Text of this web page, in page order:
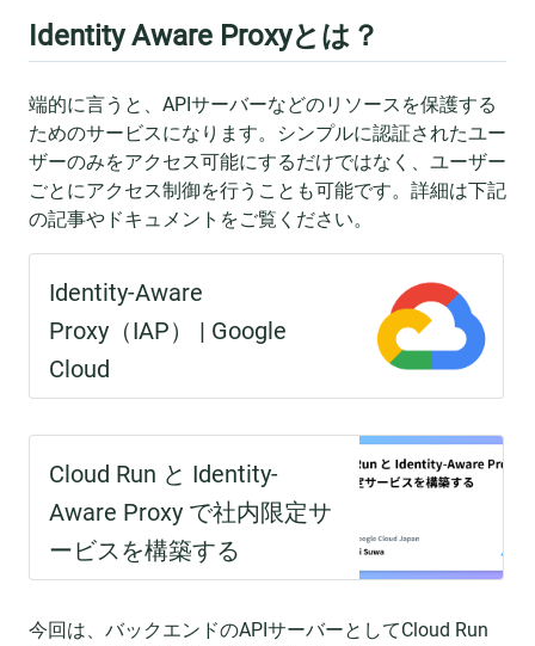
Identity Aware Proxyとは？
端的に言うと、APIサーバーなどのリソースを保護する
ためのサービスになります。シンプルに認証されたユー
ザーのみをアクセス可能にするだけではなく、ユーザー
ごとにアクセス制御を行うことも可能です。詳細は下記
の記事やドキュメントをご覧ください。
今回は、バックエンドのAPIサーバーとしてCloud Run